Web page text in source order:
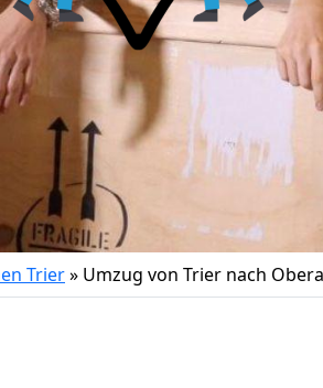
Trier» Umzug von Trier nach